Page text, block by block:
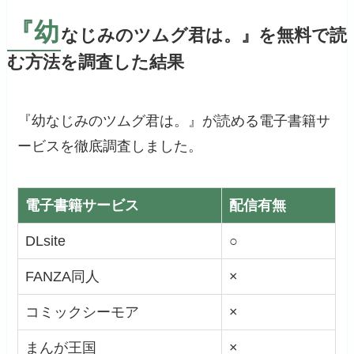
『幼なじみのツムグ君は。』を無料で読
む方法を調査した結果
『幼なじみのツムグ君は。』が読める電子書籍サ
ービスを徹底調査しました。
電子書籍サービス 配信有無
DLsite ○
FANZA同人 ×
コミックシーモア ×
まんが王国 ×